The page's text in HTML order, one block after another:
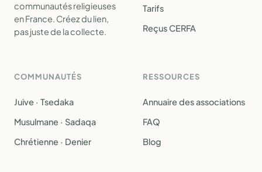
communautés religieuses
en France. Créez du lien,
pas juste de la collecte.
Tarifs
Reçus CERFA
COMMUNAUTÉS
Juive · Tsedaka
Musulmane · Sadaqa
Chrétienne · Denier
RESSOURCES
Annuaire des associations
FAQ
Blog